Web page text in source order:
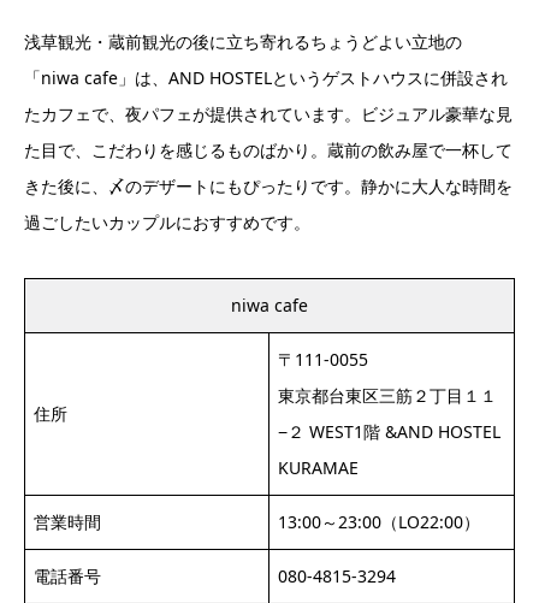
浅草観光・蔵前観光の後に立ち寄れるちょうどよい立地の
「niwa cafe」は、AND HOSTELというゲストハウスに併設され
たカフェで、夜パフェが提供されています。ビジュアル豪華な見
た目で、こだわりを感じるものばかり。蔵前の飲み屋で一杯して
きた後に、〆のデザートにもぴったりです。静かに大人な時間を
過ごしたいカップルにおすすめです。
niwa cafe
住所
〒111-0055
東京都台東区三筋２丁目１１
−２ WEST1階 &AND HOSTEL
KURAMAE
営業時間 13:00～23:00（LO22:00）
電話番号 080-4815-3294